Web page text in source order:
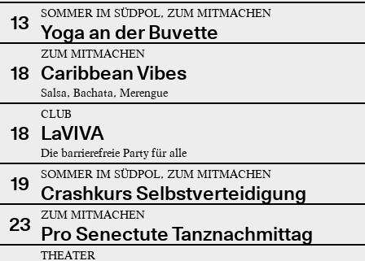
13 SOMMER IM SÜDPOL, ZUM MITMACHEN
Yoga an der Buvette
18
ZUM MITMACHEN
Caribbean Vibes
Salsa, Bachata, Merengue
18
CLUB
LaVIVA
Die barrierefreie Party für alle
19 SOMMER IM SÜDPOL, ZUM MITMACHEN
Crashkurs Selbstverteidigung
23
ZUM MITMACHEN
Pro Senectute Tanznachmittag
THEATER